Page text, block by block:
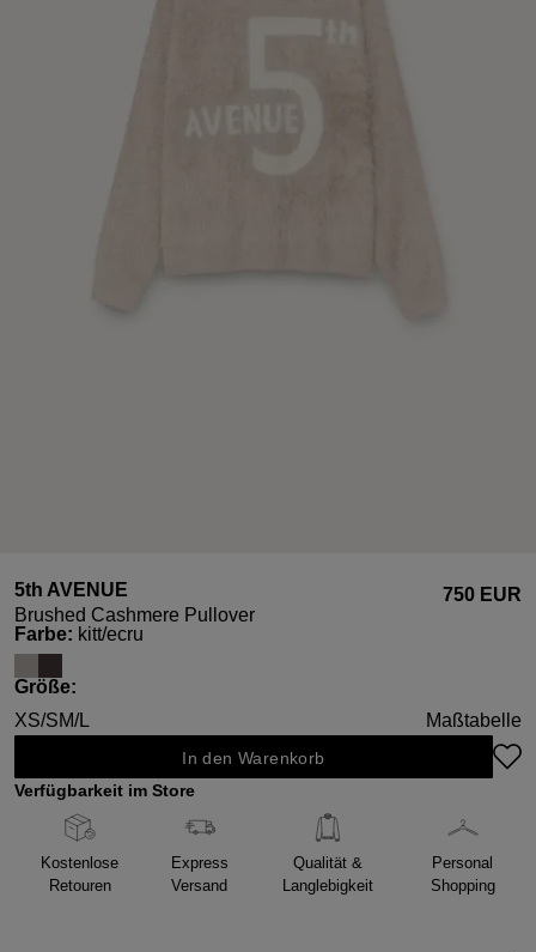
5th AVENUE
Brushed Cashmere Pullover
750 EUR
Farbeauswählen
: kitt/ecru
Größeauswählen
:
XS/SM/L Maßtabelle
In den Warenkorb
Verfügbarkeit im Store
Kostenlose
Retouren
Express
Versand
Qualität &
Langlebigkeit
Personal
Shopping